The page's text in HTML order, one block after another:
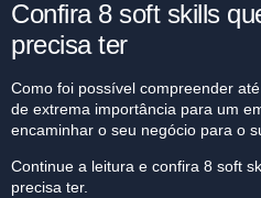
Confira 8 soft skills
precisa ter
Como foi possível compreender
de extrema importância para um
encaminhar o seu negócio para o
Continue a leitura e confira 8 soft
precisa ter.